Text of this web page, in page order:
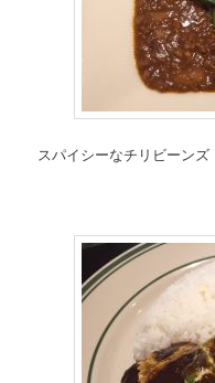
スパイシーなチリビーンズ